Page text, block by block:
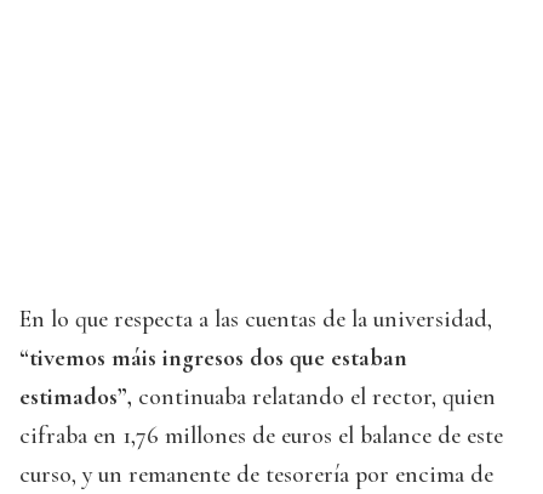
En lo que respecta a las cuentas de la universidad,
“tivemos máis ingresos dos que estaban
estimados”, continuaba relatando el rector, quien
cifraba en 1,76 millones de euros el balance de este
curso, y un remanente de tesorería por encima de